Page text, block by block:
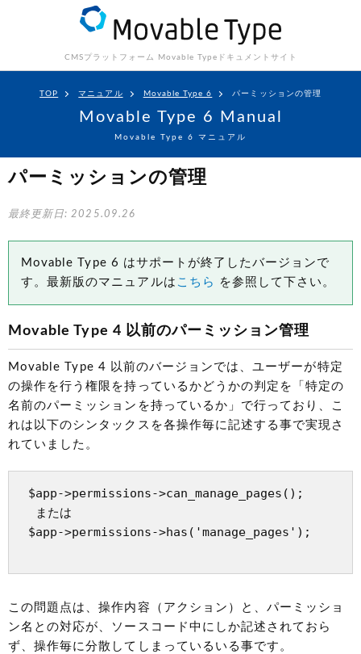
CMSプラットフォーム Movable Type ドキュメントサイト
TOP マニュアル Movable Type 6 パーミッションの管理
Movable Type 6 Manual
Movable Type 6 マニュアル
パーミッションの管理
最終更新日: 2025.09.26
Movable Type 6 はサポートが終了したバージョンで
す。最新版のマニュアルは こちら を参照して下さい。
Movable Type 4 以前のパーミッション管理
Movable Type 4 以前のバージョンでは、ユーザーが特定
の操作を行う権限を持っているかどうかの判定を「特定の
名前のパーミッションを持っているか」で行っており、こ
れは以下のシンタックスを各操作毎に記述する事で実現さ
れていました。
$app->permissions->can_manage_pages();
  または
$app->permissions->has('manage_pages');
この問題点は、操作内容（アクション）と、パーミッショ
ン名との対応が、ソースコード中にしか記述されておら
ず、操作毎に分散してしまっているいる事です。